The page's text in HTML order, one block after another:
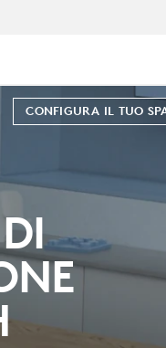
CONFIGURA IL TUO